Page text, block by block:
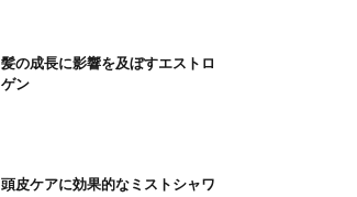
髪の成長に影響を及ぼすエストロ
ゲン
頭皮ケアに効果的なミストシャワ